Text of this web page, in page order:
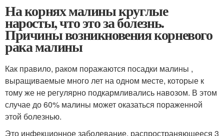
На корнях малины круглые
наросты, что это за болезнь.
Причины возникновения корневого
рака малины
Как правило, раком поражаются посадки малины ,
выращиваемые много лет на одном месте, которые к
тому же не регулярно подкармливались навозом. В этом
случае до 60% малины может оказаться пораженной
этой болезнью.
Это инфекционное заболевание, распространяющееся 3